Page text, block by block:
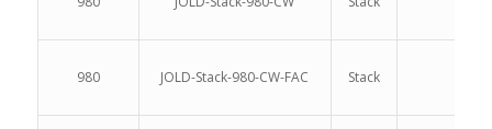
980 JOLD-Stack-980-CW-FAC Stack